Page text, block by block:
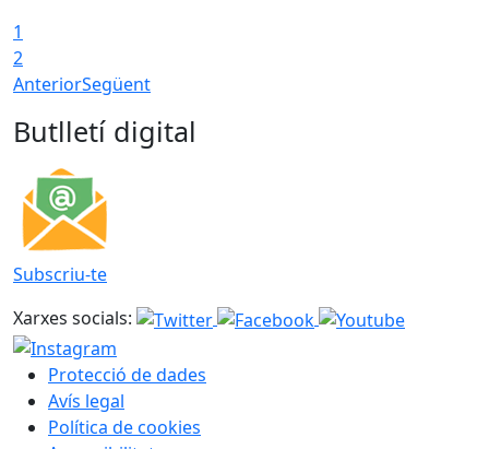
1
2
AnteriorSegüent
Butlletí digital
Subscriu-te
Xarxes socials:
Protecció de dades
Avís legal
Política de cookies